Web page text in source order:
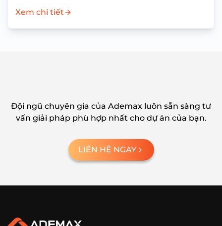
Xem chi tiết
Đội ngũ chuyên gia của Ademax luôn sẵn sàng tư
vấn giải pháp phù hợp nhất cho dự án của bạn.
LIÊN HỆ NGAY